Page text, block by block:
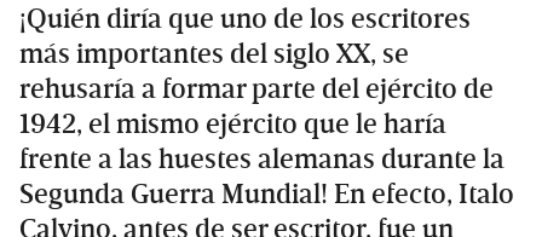
¡Quién diría que uno de los escritores
más importantes del siglo XX, se
rehusaría a formar parte del ejército de
1942, el mismo ejército que le haría
frente a las huestes alemanas durante la
Segunda Guerra Mundial! En efecto, Italo
Calvino, antes de ser escritor, fue un